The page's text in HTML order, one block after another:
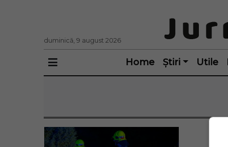
duminică, 9 august 2026
Home Știri Utile